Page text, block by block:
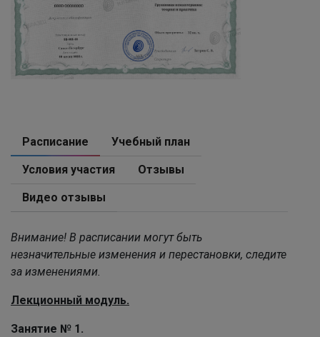
Расписание Учебный план
Условия участия Отзывы
Видео отзывы
Внимание! В расписании могут быть
незначительные изменения и перестановки, следите
за изменениями.
Лекционный модуль.
Занятие № 1.